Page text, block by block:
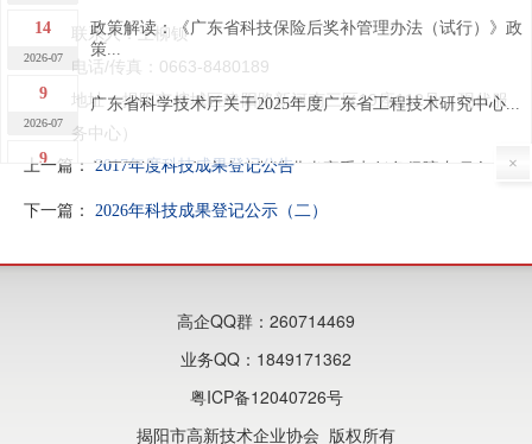
联系人：王柳钡
电话/传真：0663-8480189
地址：揭阳市榕城区建阳路新河南三区19座112号（现代服
务中心 ）
上一篇：2017年度科技成果登记公告
下一篇： 2026年科技成果登记公示（二）
14
2026-07
政策解读：《广东省科技保险后奖补管理办法（试行）》政
策...
9
2026-07
广东省科学技术厅关于2025年度广东省工程技术研究中心...
9
关于下达2026年广东省制造业当家重点任务保障专项企业...
关于做好“榕江人才计划”科技创新（创业）人才申报工作
2026年揭阳市高新技术企业申报培训及政策宣讲活动成功...
×
高企QQ群：260714469
业务QQ：1849171362
粤ICP备12040726号
揭阳市高新技术企业协会 版权所有